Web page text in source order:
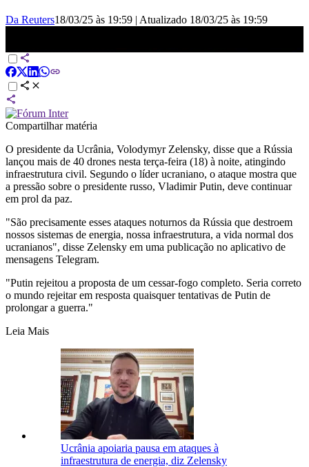
Da Reuters18/03/25 às 19:59 | Atualizado 18/03/25 às 19:59
Compartilhar matéria
O presidente da Ucrânia, Volodymyr Zelensky, disse que a Rússia
lançou mais de 40 drones nesta terça-feira (18) à noite, atingindo
infraestrutura civil. Segundo o líder ucraniano, o ataque mostra que
a pressão sobre o presidente russo, Vladimir Putin, deve continuar
em prol da paz.
"São precisamente esses ataques noturnos da Rússia que destroem
nossos sistemas de energia, nossa infraestrutura, a vida normal dos
ucranianos", disse Zelensky em uma publicação no aplicativo de
mensagens Telegram.
"Putin rejeitou a proposta de um cessar-fogo completo. Seria correto
o mundo rejeitar em resposta quaisquer tentativas de Putin de
prolongar a guerra."
Leia Mais
Ucrânia apoiaria pausa em ataques à
infraestrutura de energia, diz Zelensky